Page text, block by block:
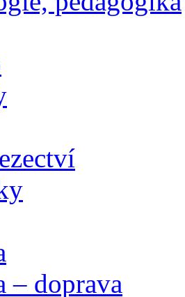
– doprava